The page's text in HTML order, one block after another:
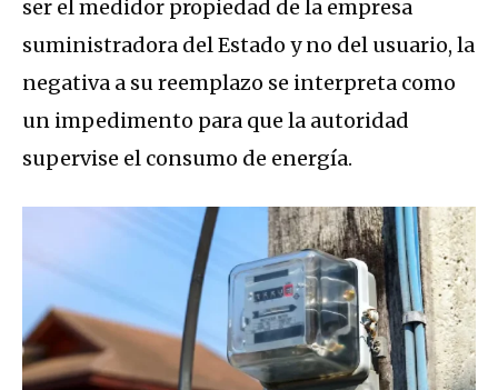
ser el medidor propiedad de la empresa
suministradora del Estado y no del usuario, la
negativa a su reemplazo se interpreta como
un impedimento para que la autoridad
supervise el consumo de energía.